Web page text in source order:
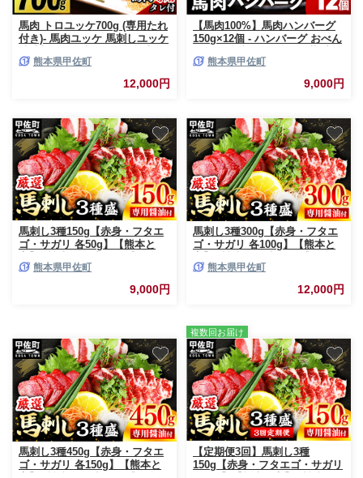
馬肉 トロユッケ700g (専用たれ
付き)- 馬肉ユッケ 馬刺しユッケ
家製タレ付 冷凍 人気 おすすめ
熊本県 甲佐町【価格改定X】
熊本県甲佐町
12,000円
【馬肉100%】馬肉ハンバーグ
150g×12個 - ハンバーグ おべん
け 人気 1.8kg 冷凍 おすすめ お
取り寄せ 焼くだけ 国内製造 総
熊本県甲佐町
9,000円
馬刺し3種150g【赤身・フタエ
ゴ・サガリ 各50g】【熊本と
せ セット 食べきりサイズ 熊本
冷凍 馬肉 食べ比べ おつまみ 晩
熊本県甲佐町
9,000円
馬刺し3種300g【赤身・フタエ
ゴ・サガリ 各100g】【熊本と
せ セット 熊本 冷凍 馬肉 食べ
比べ おつまみ 晩酌 おすすめ 甲
熊本県甲佐町
12,000円
馬刺し3種450g【赤身・フタエ
ゴ・サガリ 各150g】【熊本と
複数回お届け
【定期便3回】馬刺し3種
150g【赤身・フタエゴ・サガリ